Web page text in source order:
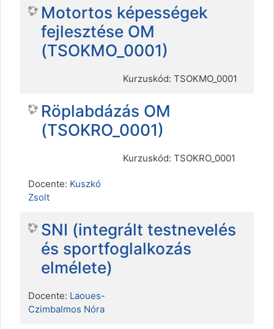
Motortos képességek
fejlesztése OM
(TSOKMO_0001)
Kurzuskód: TSOKMO_0001
Röplabdázás OM
(TSOKRO_0001)
Kurzuskód: TSOKRO_0001
Docente: Kuszkó
Zsolt
SNI (integrált testnevelés
és sportfoglalkozás
elmélete)
Docente: Laoues-
Czimbalmos Nóra